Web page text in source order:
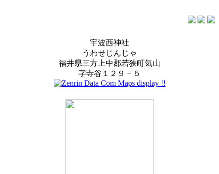
宇波西神社
うわせじんじゃ
福井県三方上中郡若狭町気山
字寺谷１２９－５